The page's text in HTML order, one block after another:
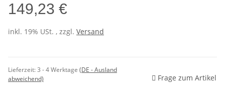
149,23 €
inkl. 19% USt. , zzgl. Versand
Lieferzeit:3 - 4 Werktage (DE - Ausland
abweichend)
Frage zum Artikel